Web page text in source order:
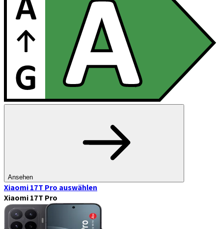
Ansehen
Xiaomi 17T Pro auswählen
Xiaomi 17T Pro